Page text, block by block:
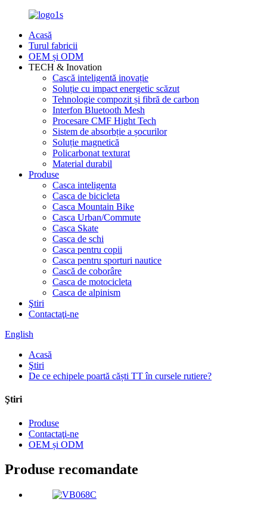
Acasă
Turul fabricii
OEM și ODM
TECH & Inovation
Cască inteligentă inovație
Soluție cu impact energetic scăzut
Tehnologie compozit și fibră de carbon
Interfon Bluetooth Mesh
Procesare CMF Hight Tech
Sistem de absorbție a șocurilor
Soluție magnetică
Policarbonat texturat
Material durabil
Produse
Casca inteligenta
Casca de bicicleta
Casca Mountain Bike
Casca Urban/Commute
Casca Skate
Casca de schi
Casca pentru copii
Casca pentru sporturi nautice
Cască de coborâre
Casca de motocicleta
Casca de alpinism
Ştiri
Contactaţi-ne
English
Acasă
Ştiri
De ce echipele poartă căști TT în cursele rutiere?
Ştiri
Produse
Contactaţi-ne
OEM și ODM
Produse recomandate